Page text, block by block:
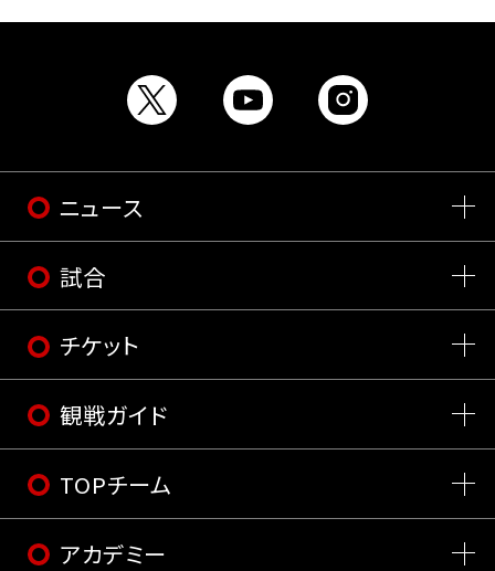
ニュース
試合
チケット
観戦ガイド
TOPチーム
アカデミー